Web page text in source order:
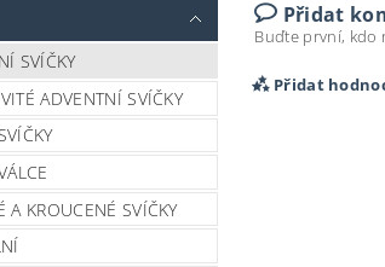
SVÍČKY
ADVENTNÍ SVÍČKY
A KROUCENÉ SVÍČKY
Přidat
Buďte první, kdo
Přidat